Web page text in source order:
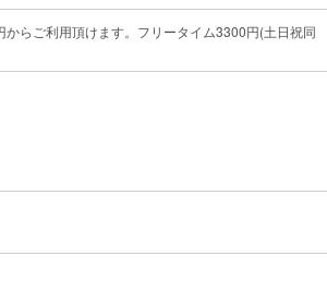
からご利用頂けます。フリータイム3300円(土日祝同